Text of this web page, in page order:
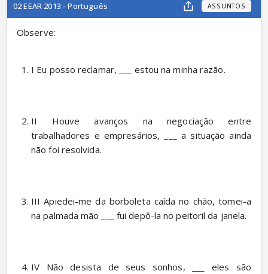
02 EEAR 2013 - Português ASSUNTOS
Observe:
I Eu posso reclamar, ___ estou na minha razão.
II Houve avanços na negociação entre
trabalhadores e empresários, ___ a situação ainda
não foi resolvida.
III Apiedei-me da borboleta caída no chão, tomei-a
na palmada mão ___ fui depô-la no peitoril da janela.
IV Não desista de seus sonhos, ___ eles são